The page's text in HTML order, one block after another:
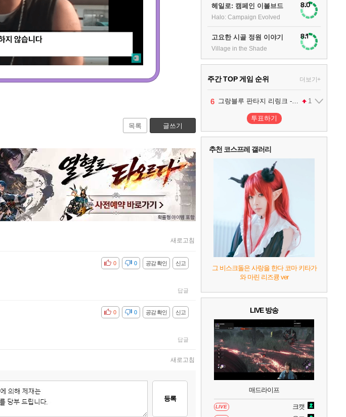
목록 글쓰기
새로고침
신고
공감 확인
비공감 0
0
답글
신고
공감 확인
비공감 0
0
답글
새로고침
등록
헤일로: 캠페인 이볼브드
Halo: Campaign Evolved
8.0
고요한 시골 정원 이야기
Village in the Shade
8.1
주간 TOP 게임 순위 더보기+
1 팰월드
2 어쌔신 크리드: 블랙 플래그 리싱크드 1
3 프로야구스피리츠2026 2
4 드래곤소드 : 어웨이크닝 2
5 블라인드 삼국 1
6 그랑블루 판타지 리링크 - 엔드리스 라그나로크 1
7 리듬 천국 미라클 스타즈 2
헤일로: 캠페인 이볼브드
레고 배트맨: 레거시 오브 더 다크 나이트
투표하기
추천 코스프레 갤러리
그 비스크돌은 사랑을 한다 코마 키타가
와 마린 리즈큥 ver
LIVE 방송
매드라이프
LIVE 크캣